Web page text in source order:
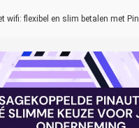
wifi: flexibel en slim betalen met